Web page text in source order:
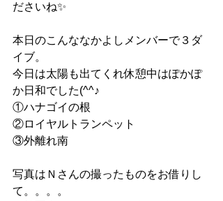
ださいね✨
本日のこんななかよしメンバーで３ダ
イブ。
今日は太陽も出てくれ休憩中はぽかぽ
か日和でした(^^♪
①ハナゴイの根
②ロイヤルトランペット
③外離れ南
写真はＮさんの撮ったものをお借りし
て。。。。